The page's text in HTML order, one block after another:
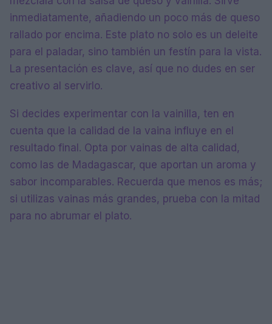
inmediatamente, añadiendo un poco más de queso
rallado por encima. Este plato no solo es un deleite
para el paladar, sino también un festín para la vista.
La presentación es clave, así que no dudes en ser
creativo al servirlo.
Si decides experimentar con la vainilla, ten en
cuenta que la calidad de la vaina influye en el
resultado final. Opta por vainas de alta calidad,
como las de Madagascar, que aportan un aroma y
sabor incomparables. Recuerda que menos es más;
si utilizas vainas más grandes, prueba con la mitad
para no abrumar el plato.